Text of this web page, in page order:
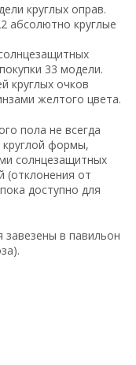
круглых оправ.
абсолютно круглые
33 модели.
круглых очков
желтого цвета.
пола не всегда
круглой формы,
солнцезащитных
(отклонения от
доступно для
в павильон